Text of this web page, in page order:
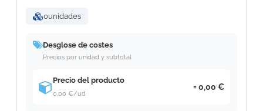
0unidades
Desglose de costes
Precios por unidad y subtotal
Precio del producto
0,00 €/ud
0,00 €